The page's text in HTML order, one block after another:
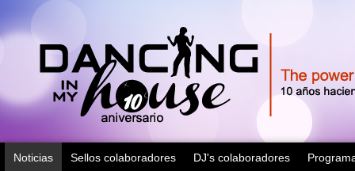
Noticias Sellos colaboradores DJ's colaboradores